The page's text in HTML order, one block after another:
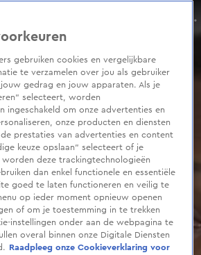
Derksen vindt De Hoop geen Fries: 'Ik ben toch ook geen Surinamer?'
gebruiken cookies en vergelijkbare
te verzamelen over jou als gebruiker
gedrag en jouw apparaten. Als je
selecteert, worden
ingeschakeld om onze advertenties en
onze producten en diensten
prestaties van advertenties en content
keuze opslaan” selecteert of je
deze trackingtechnologieën
dan enkel functionele en essentiële
goed te laten functioneren en veilig te
op ieder moment opnieuw openen
of om je toestemming in te trekken
instellingen onder aan de webpagina te
overal binnen onze Digitale Diensten
Raadpleeg onze Cookieverklaring voor